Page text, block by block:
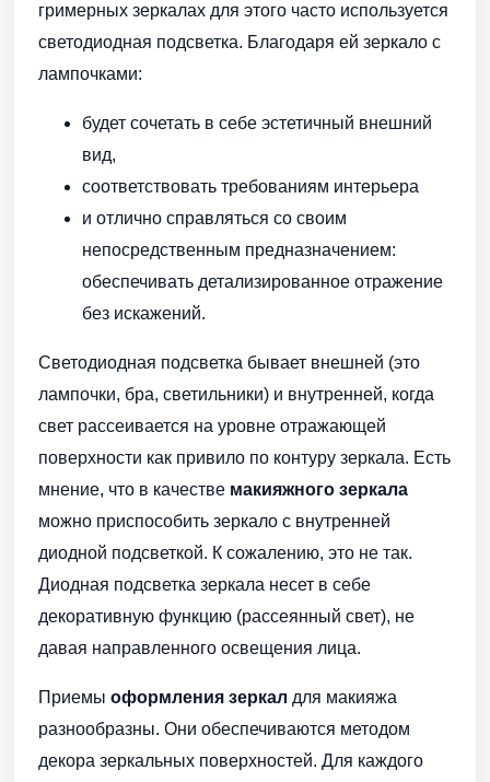
гримерных зеркалах для этого часто используется
светодиодная подсветка. Благодаря ей зеркало с
лампочками:
будет сочетать в себе эстетичный внешний
вид,
соответствовать требованиям интерьера
и отлично справляться со своим
непосредственным предназначением:
обеспечивать детализированное отражение
без искажений.
Светодиодная подсветка бывает внешней (это
лампочки, бра, светильники) и внутренней, когда
свет рассеивается на уровне отражающей
поверхности как привило по контуру зеркала. Есть
мнение, что в качестве макияжного зеркала
можно приспособить зеркало с внутренней
диодной подсветкой. К сожалению, это не так.
Диодная подсветка зеркала несет в себе
декоративную функцию (рассеянный свет), не
давая направленного освещения лица.
Приемы оформления зеркал для макияжа
разнообразны. Они обеспечиваются методом
декора зеркальных поверхностей. Для каждого